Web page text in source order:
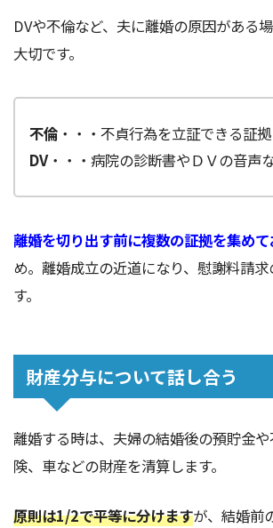
DVや不倫など、夫に離婚の原因がある
大切です。
不倫 ・・・不貞行為を立証できる証拠
DV・・・病院の診断書やＤＶの音声
離婚を切り出す前に複数の証拠を集めて
め。離婚成立の近道になり、慰謝料請
す。
財産分与について話し合う
離婚する時は、夫婦の結婚後の預貯金
険、車などの財産を清算します。
原則は1/2で平等に分けますが、結婚前